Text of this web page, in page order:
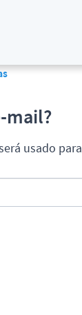
mail?
usado